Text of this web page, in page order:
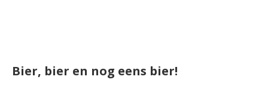
Bier, bier en nog eens bier!